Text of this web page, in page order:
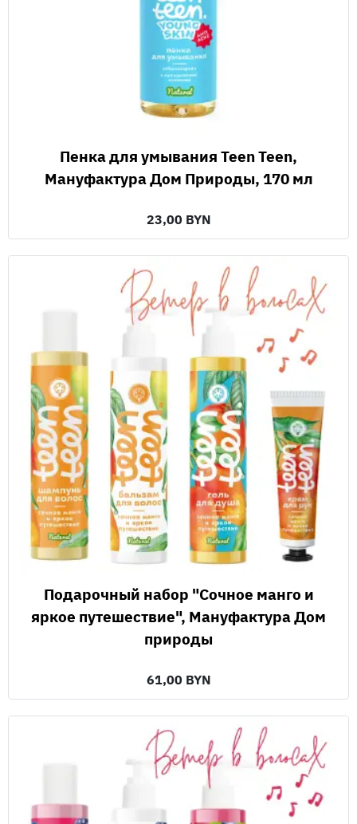
Пенка для умывания Teen Teen,
Мануфактура Дом Природы, 170 мл
23,00 BYN
Подарочный набор "Сочное манго и
яркое путешествие", Мануфактура Дом
природы
61,00 BYN